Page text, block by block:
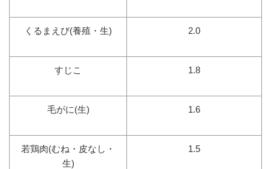
くるまえび(養殖・生) 2.0
すじこ 1.8
毛がに(生) 1.6
若鶏肉(むね・皮なし・
生)
1.5